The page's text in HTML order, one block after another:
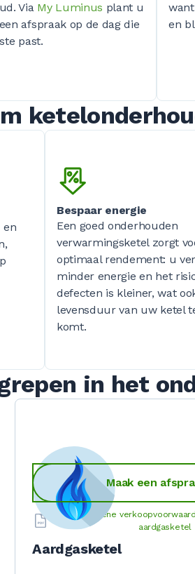
Via My Luminus plant u
afspraak op de dag die
past.
en
en
Bespaar energie
Een goed onderhouden
verwarmingsketel zorgt
optimaal rendement: u
minder energie en het
defecten is kleiner, wat
levensduur van uw ketel
komt.
in het
Aardgasketel
Maak een
Algemene
aardgasketel